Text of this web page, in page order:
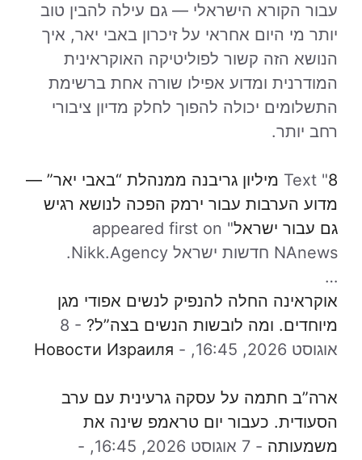
עבור הקורא הישראלי — גם עילה להבין טוב
יותר מי היום אחראי על זיכרון באבי יאר, איך
הנושא הזה קשור לפוליטיקה האוקראינית
המודרנית ומדוע אפילו שורה אחת ברשימת
התשלומים יכולה להפוך לחלק מדיון ציבורי
רחב יותר.
Text " 8 מיליון גריבנה ממנהלת “באבי יאר” —
מדוע הערבות עבור ירמק הפכה לנושא רגיש
גם עבור ישראל
" appeared first on
NAnews חדשות ישראל Nikk.Agency.
…
אוקראינה החלה להנפיק לנשים אפודי מגן
מיוחדים. ומה לובשות הנשים בצה”ל? -
8
אוגוסט 2026, 16:45,
-
Новости Израиля
ארה”ב חתמה על עסקה גרעינית עם ערב
הסעודית. כעבור יום טראמפ שינה את
משמעותה - 7 אוגוסט 2026, 16:45, -